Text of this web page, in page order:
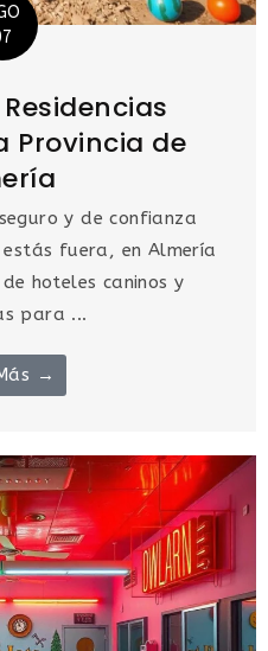
Provincia de
y de confianza
fuera, en Almería
hoteles caninos y
para ...
→